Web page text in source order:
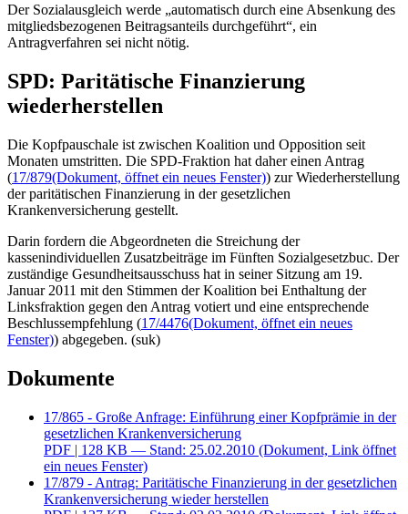
Der Sozialausgleich werde „automatisch durch eine Absenkung des
mitgliedsbezogenen Beitragsanteils durchgeführt“, ein
Antragverfahren sei nicht nötig.
SPD: Paritätische Finanzierung
wiederherstellen
Die Kopfpauschale ist zwischen Koalition und Opposition seit
Monaten umstritten. Die SPD-Fraktion hat daher einen Antrag
(17/879(Dokument, öffnet ein neues Fenster)) zur Wiederherstellung
der paritätischen Finanzierung in der gesetzlichen
Krankenversicherung gestellt.
Darin fordern die Abgeordneten die Streichung der
kassenindividuellen Zusatzbeiträge im Fünften Sozialgesetzbuc. Der
zuständige Gesundheitsausschuss hat in seiner Sitzung am 19.
Januar 2011 mit den Stimmen der Koalition bei Enthaltung der
Linksfraktion gegen den Antrag votiert und eine entsprechende
Beschlussempfehlung (17/4476(Dokument, öffnet ein neues
Fenster)) abgegeben. (suk)
Dokumente
17/865 - Große Anfrage: Einführung einer Kopfprämie in der
gesetzlichen Krankenversicherung
PDF | 128 KB — Stand: 25.02.2010 (Dokument, Link öffnet
ein neues Fenster)
17/879 - Antrag: Paritätische Finanzierung in der gesetzlichen
Krankenversicherung wieder herstellen